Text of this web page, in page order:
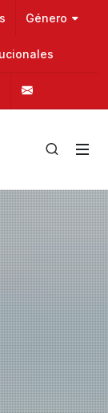
Género
Linkedin